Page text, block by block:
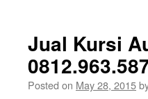
Jual Kursi
Posted on May 28, 2015